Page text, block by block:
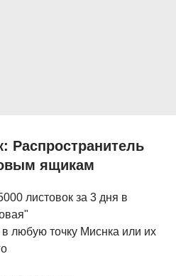
Распространитель
ящикам
листовок за 3 дня в
любую точку Миснка или их